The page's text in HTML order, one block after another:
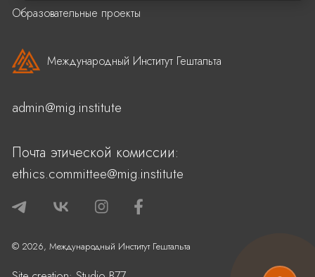
Образовательные проекты
Международный Институт Гештальта
admin@mig.institute
Почта этической комиссии:
ethics.committee@mig.institute
© 2026, Международный Институт Гештальта